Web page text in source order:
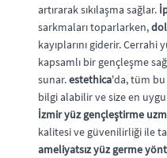
artırarak sıkılaşma sağlar.
sarkmaları toparlarken,
kayıplarını giderir. Cerrahi
kapsamlı bir gençleşme
sunar.estethica'da, tüm
bilgi alabilir ve size en
İzmir yüz gençleştirme
kalitesi ve güvenilirliği ile
ameliyatsız yüz germe